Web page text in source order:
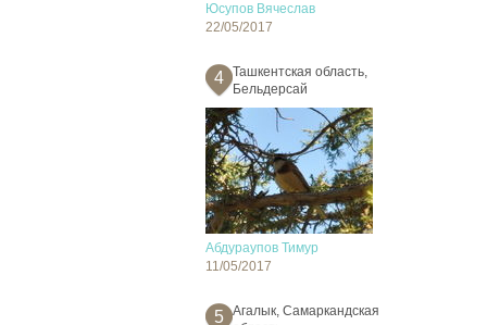
Юсупов Вячеслав
22/05/2017
4
Ташкентская область,
Бельдерсай
Абдураупов Тимур
11/05/2017
5
Агалык, Самаркандская